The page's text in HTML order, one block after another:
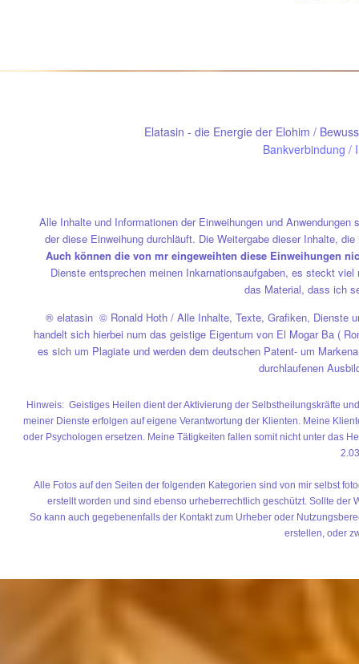
Elatasin - die Energie der Elohim /
Bankverbindung /
Hinweis: Geistiges Heilen dient der Aktivierung der Selbstheilungskräfte
meiner Dienste erfolgen auf eigene Verantwortung der Klienten. Meine
oder Psychologen ersetzen. Meine Tätigkeiten fallen somit nicht unter das
Alle Fotos auf den Seiten der folgenden Kategorien sind von mir selbst
erstellt worden und sind ebenso urheberrechtlich geschützt. Sollte
So kann auch gegebenenfalls der Kontakt zum Urheber oder
erstellen, oder
Alle Inhalte und Informationen der Einweihungen und
der diese Einweihung durchläuft. Die Weitergabe dieser Inhalte,
Auch können die von mr eingeweihten diese Einweihungen
Dienste entsprechen meinen Inkarnationsaufgaben, es steckt
das Material, dass ich
® elatasin © Ronald Hoth / Alle Inhalte, Texte, Grafiken, Dienste
handelt sich hierbei num das geistige Eigentum von El Mogar Ba (
es sich um Plagiate und werden dem deutschen Patent- um
durchlaufenen